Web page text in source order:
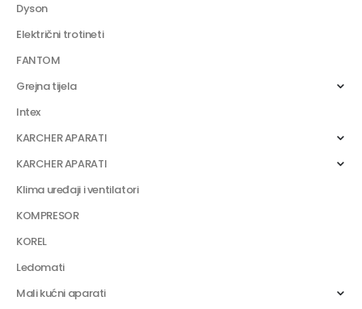
Dyson
Električni trotineti
FANTOM
Grejna tijela
Intex
KARCHER APARATI
KARCHER APARATI
Klima uređaji i ventilatori
KOMPRESOR
KOREL
Ledomati
Mali kućni aparati